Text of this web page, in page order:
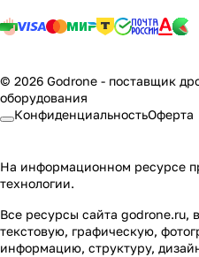
© 2026 Godrone - поставщик
оборудования
КонфиденциальностьОферта
На информационном ресурсе
технологии.
Все ресурсы сайта godrone.ru,
текстовую, графическую,
информацию, структуру,